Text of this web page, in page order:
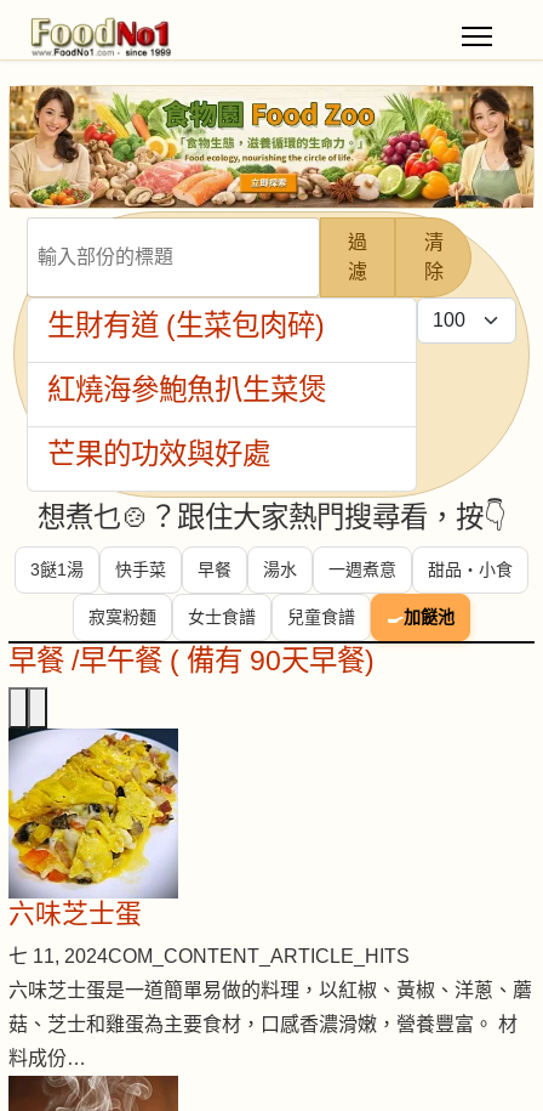
過
濾
清
除
每頁顯示條數
生財有道 (生菜包肉碎)
紅燒海參鮑魚扒生菜煲
芒果的功效與好處
想煮乜🍲？跟住大家熱門搜尋看，按👇
3餸1湯 快手菜 早餐 湯水 一週煮意 甜品・小食
寂寞粉麵 女士食譜 兒童食譜 🍳加餸池
早餐 /早午餐 ( 備有 90天早餐)
六味芝士蛋
七 11, 2024COM_CONTENT_ARTICLE_HITS
六味芝士蛋是一道簡單易做的料理，以紅椒、黃椒、洋蔥、蘑
菇、芝士和雞蛋為主要食材，口感香濃滑嫩，營養豐富。 材
料成份…